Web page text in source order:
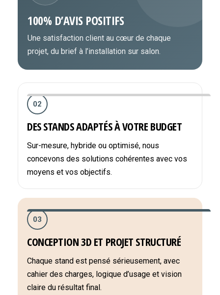
100% D’AVIS POSITIFS
Une satisfaction client au cœur de chaque
projet, du brief à l’installation sur salon.
02
DES STANDS ADAPTÉS À VOTRE BUDGET
Sur-mesure, hybride ou optimisé, nous
concevons des solutions cohérentes avec vos
moyens et vos objectifs.
03
CONCEPTION 3D ET PROJET STRUCTURÉ
Chaque stand est pensé sérieusement, avec
cahier des charges, logique d’usage et vision
claire du résultat final.